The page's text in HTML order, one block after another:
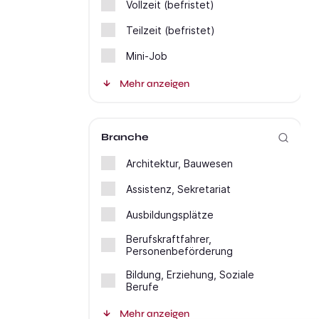
Vollzeit (befristet)
Teilzeit (befristet)
Mini-Job
Mehr anzeigen
Branche
Architektur, Bauwesen
Assistenz, Sekretariat
Ausbildungsplätze
Berufskraftfahrer,
Personenbeförderung
Bildung, Erziehung, Soziale
Berufe
Mehr anzeigen